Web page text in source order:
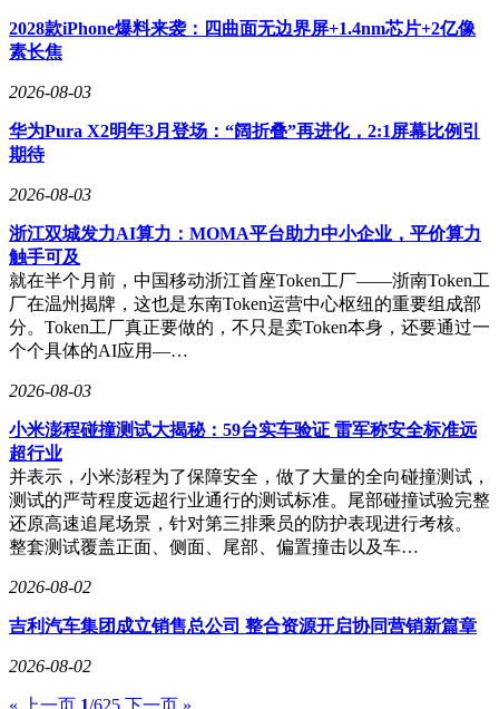
2028款iPhone爆料来袭：四曲面无边界屏+1.4nm芯片+2亿像
素长焦
2026-08-03
华为Pura X2明年3月登场：“阔折叠”再进化，2:1屏幕比例引
期待
2026-08-03
浙江双城发力AI算力：MOMA平台助力中小企业，平价算力
触手可及
就在半个月前，中国移动浙江首座Token工厂——浙南Token工
厂在温州揭牌，这也是东南Token运营中心枢纽的重要组成部
分。Token工厂真正要做的，不只是卖Token本身，还要通过一
个个具体的AI应用—…
2026-08-03
小米澎程碰撞测试大揭秘：59台实车验证 雷军称安全标准远
超行业
并表示，小米澎程为了保障安全，做了大量的全向碰撞测试，
测试的严苛程度远超行业通行的测试标准。尾部碰撞试验完整
还原高速追尾场景，针对第三排乘员的防护表现进行考核。
整套测试覆盖正面、侧面、尾部、偏置撞击以及车…
2026-08-02
吉利汽车集团成立销售总公司 整合资源开启协同营销新篇章
2026-08-02
« 上一页 1/625 下一页 »